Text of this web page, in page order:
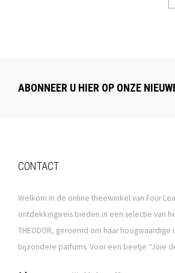
ABONNEER U HIER OP ONZE
CONTACT
Welkom in de online theewinkel van Four
ontdekkingsreis bieden in een selectie van
THEODOR, geroemd om haar hoogwaardige
bijzondere parfums. Voor een beetje “Joie